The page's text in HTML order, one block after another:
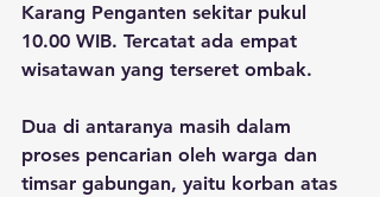
Karang Penganten sekitar pukul
10.00 WIB. Tercatat ada empat
wisatawan yang terseret ombak.
Dua di antaranya masih dalam
proses pencarian oleh warga dan
timsar gabungan, yaitu korban atas